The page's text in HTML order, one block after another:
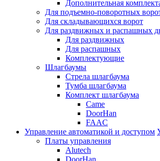
Дополнительная
Для подъемно-поворотных
Для складывающихся ворот
Для раздвижных и распашных
Для раздвижных
Для распашных
Комплектующие
Шлагбаумы
Стрела шлагбаума
Тумба шлагбаума
Комплект шлагбаума
Came
DoorHan
FAAC
Управление автоматикой и доступом
Платы управления
Alutech
DoorHan